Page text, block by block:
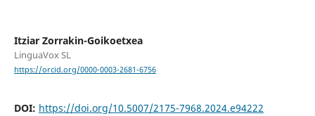
Itziar Zorrakin-Goikoetxea
LinguaVox SL
https://orcid.org/0000-0003-2681-6756
DOI: https://doi.org/10.5007/2175-7968.2024.e94222